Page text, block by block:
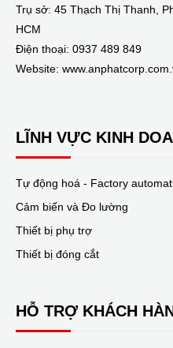
Trụ sở: 45 Thạch Thị Thanh,
HCM
Điện thoại: 0937 489 849
Website:
LĨNH VỰC KINH
Tự động hoá - Factory
Cảm biến và Đo lường
Thiết bị phụ trợ
Thiết bị đóng cắt
HỖ TRỢ KHÁCH